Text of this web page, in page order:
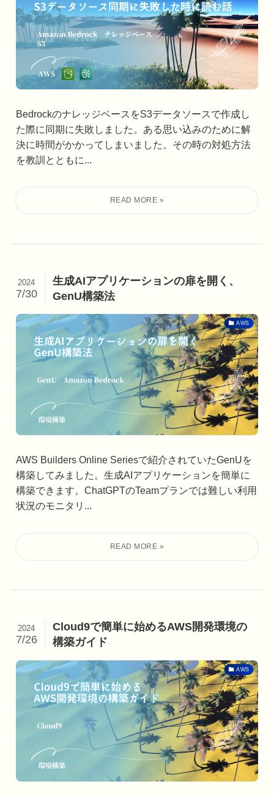
BedrockのナレッジベースをS3データソースで作成し
た際に同期に失敗しました。ある思い込みのために解
決に時間がかかってしまいました。その時の対処方法
を教訓とともに...
生成AIアプリケーションの扉を開く、
GenU構築法
2024
7/30
AWS
AWS Builders Online Seriesで紹介されていたGenUを
構築してみました。生成AIアプリケーションを簡単に
構築できます。ChatGPTのTeamプランでは難しい利用
状況のモニタリ...
Cloud9で簡単に始めるAWS開発環境の
構築ガイド
2024
7/26
AWS